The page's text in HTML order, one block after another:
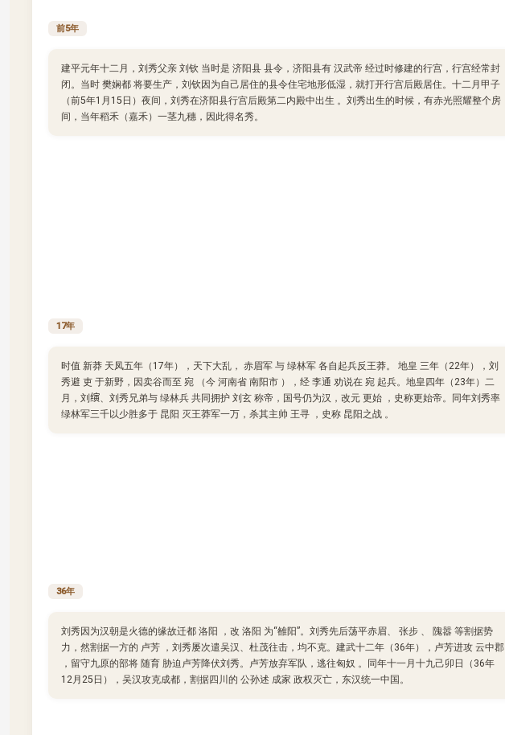
前5年
建平元年十二月，刘秀父亲 刘钦 当时是 济阳县 县令，济阳县有 汉武帝 经过时修建的行宫，行宫经常封
闭。当时 樊娴都 将要生产，刘钦因为自己居住的县令住宅地形低湿，就打开行宫后殿居住。十二月甲子
（前5年1月15日）夜间，刘秀在济阳县行宫后殿第二内殿中出生 。刘秀出生的时候，有赤光照耀整个房
间，当年稻禾（嘉禾）一茎九穗，因此得名秀。
17年
时值 新莽 天凤五年（17年），天下大乱， 赤眉军 与 绿林军 各自起兵反王莽。 地皇 三年（22年），刘
秀避 吏 于新野，因卖谷而至 宛 （今 河南省 南阳市 ），经 李通 劝说在 宛 起兵。地皇四年（23年）二
月，刘𬙂、刘秀兄弟与 绿林兵 共同拥护 刘玄 称帝，国号仍为汉，改元 更始 ，史称更始帝。同年刘秀率
绿林军三千以少胜多于 昆阳 灭王莽军一万，杀其主帅 王寻 ，史称 昆阳之战 。
36年
刘秀因为汉朝是火德的缘故迁都 洛阳 ，改 洛阳 为“雒阳”。刘秀先后荡平赤眉、 张步 、 隗嚣 等割据势
力，然割据一方的 卢芳 ，刘秀屡次遣吴汉、杜茂往击，均不克。建武十二年（36年），卢芳进攻 云中郡
，留守九原的部将 随育 胁迫卢芳降伏刘秀。卢芳放弃军队，逃往匈奴 。同年十一月十九己卯日（36年
12月25日），吴汉攻克成都，割据四川的 公孙述 成家 政权灭亡，东汉统一中国。